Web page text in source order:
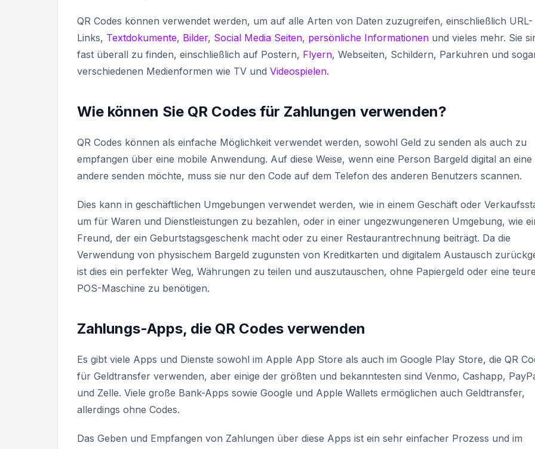
QR Codes können verwendet werden, um auf alle Arten von Daten zuzugreifen, einschließlich URL-
Links, Textdokumente, Bilder, Social Media Seiten, persönliche Informationen und vieles mehr. Sie
fast überall zu finden, einschließlich auf Postern, Flyern, Webseiten, Schildern, Parkuhren und
verschiedenen Medienformen wie TV und Videospielen.
Wie können Sie QR Codes für Zahlungen verwenden?
QR Codes können als einfache Möglichkeit verwendet werden, sowohl Geld zu senden als auch zu
empfangen über eine mobile Anwendung. Auf diese Weise, wenn eine Person Bargeld digital an eine
andere senden möchte, muss sie nur den Code auf dem Telefon des anderen Benutzers scannen.
Dies kann in geschäftlichen Umgebungen verwendet werden, wie in einem Geschäft oder
um für Waren und Dienstleistungen zu bezahlen, oder in einer ungezwungeneren Umgebung, wie
Freund, der ein Geburtstagsgeschenk macht oder zu einer Restaurantrechnung beiträgt. Da die
Verwendung von physischem Bargeld zugunsten von Kreditkarten und digitalem Austausch
ist dies ein perfekter Weg, Währungen zu teilen und auszutauschen, ohne Papiergeld oder eine teure
POS-Maschine zu benötigen.
Zahlungs-Apps, die QR Codes verwenden
Es gibt viele Apps und Dienste sowohl im Apple App Store als auch im Google Play Store, die QR
für Geldtransfer verwenden, aber einige der größten und bekanntesten sind Venmo, Cashapp,
und Zelle. Viele große Bank-Apps sowie Google und Apple Wallets ermöglichen auch Geldtransfer,
allerdings ohne Codes.
Das Geben und Empfangen von Zahlungen über diese Apps ist ein sehr einfacher Prozess und im